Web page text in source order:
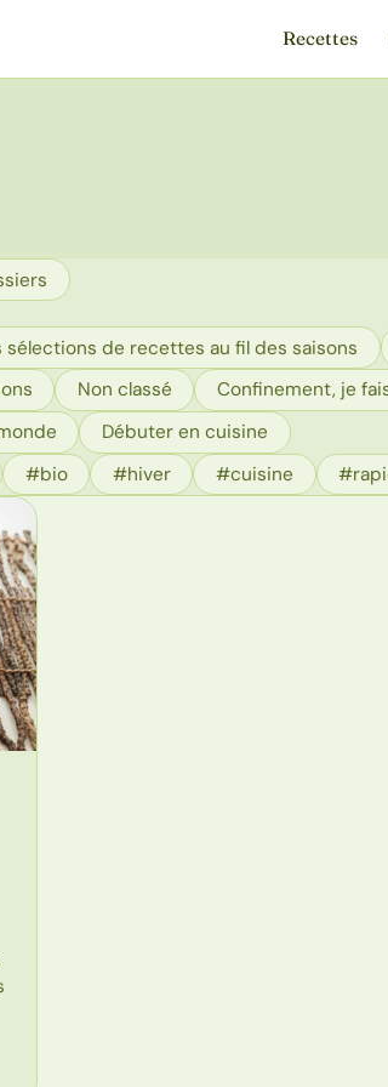
Recettes
sélections de recettes au fil des saisons
Non classé Confinement, je
Débuter en cuisine
#bio #hiver #cuisine